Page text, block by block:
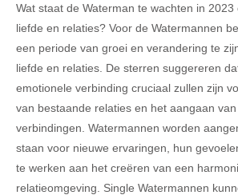
Wat staat de Waterman te wachten in
liefde en relaties? Voor de Watermannen
een periode van groei en verandering te
liefde en relaties. De sterren suggereren
emotionele verbinding cruciaal zullen zijn
van bestaande relaties en het aangaan
verbindingen. Watermannen worden
staan voor nieuwe ervaringen, hun
te werken aan het creëren van een
relatieomgeving. Single Watermannen